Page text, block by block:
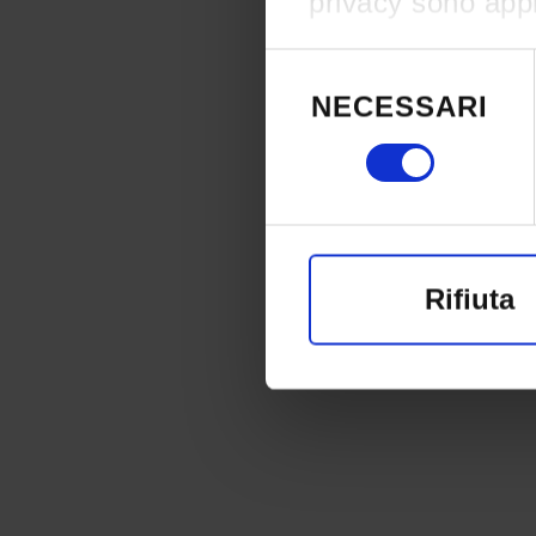
effettuato le
consenso in
clic sull'icona di
Con il tuo
raccogliere
di
consenso
NECESSARI
Rifiuta